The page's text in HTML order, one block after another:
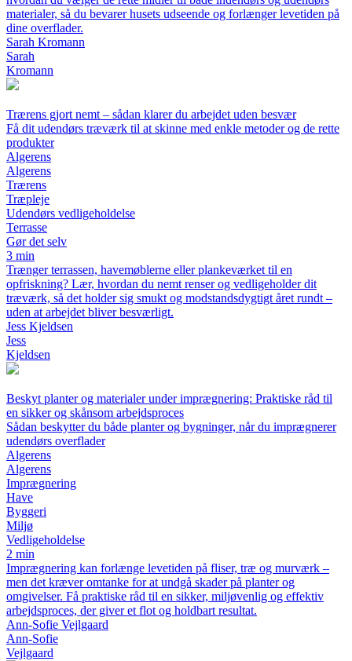
materialer, så du bevarer husets udseende og forlænger levetiden på
dine overflader.
Sarah Kromann
Sarah
Kromann
Trærens gjort nemt – sådan klarer du arbejdet uden besvær
Få dit udendørs træværk til at skinne med enkle metoder og de rette
produkter
Algerens
Algerens
Trærens
Træpleje
Udendørs vedligeholdelse
Terrasse
Gør det selv
3 min
Trænger terrassen, havemøblerne eller plankeværket til en
opfriskning? Lær, hvordan du nemt renser og vedligeholder dit
træværk, så det holder sig smukt og modstandsdygtigt året rundt –
uden at arbejdet bliver besværligt.
Jess Kjeldsen
Jess
Kjeldsen
Beskyt planter og materialer under imprægnering: Praktiske råd til
en sikker og skånsom arbejdsproces
Sådan beskytter du både planter og bygninger, når du imprægnerer
udendørs overflader
Algerens
Algerens
Imprægnering
Have
Byggeri
Miljø
Vedligeholdelse
2 min
Imprægnering kan forlænge levetiden på fliser, træ og murværk –
men det kræver omtanke for at undgå skader på planter og
omgivelser. Få praktiske råd til en sikker, miljøvenlig og effektiv
arbejdsproces, der giver et flot og holdbart resultat.
Ann-Sofie Vejlgaard
Ann-Sofie
Vejlgaard